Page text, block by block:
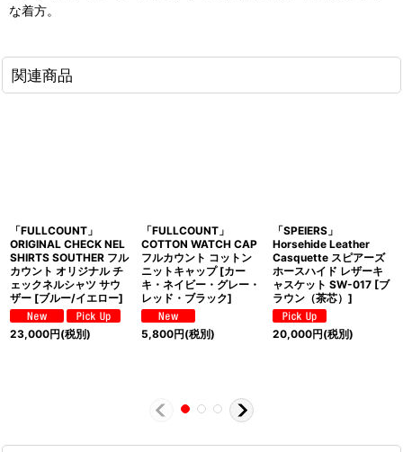
な着方。
関連商品
「FULLCOUNT」
ORIGINAL CHECK NEL
SHIRTS SOUTHER フル
カウント オリジナル チ
ェックネルシャツ サウ
ザー [ブルー/イエロー]
23,000円(税別)
「FULLCOUNT」
COTTON WATCH CAP
フルカウント コットン
ニットキャップ [カー
キ・ネイビー・グレー・
レッド・ブラック]
5,800円(税別)
「SPEIERS」
Horsehide Leather
Casquette スピアーズ
ホースハイド レザーキ
ャスケット SW-017 [ブ
ラウン（茶芯）]
20,000円(税別)